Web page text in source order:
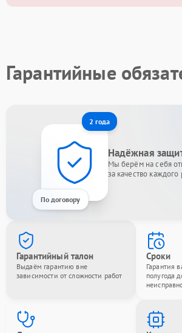
Гарантийные
2 года
По договору
Надёжная
Мы берём на себя
за качество каждого
Гарантийный талон
Выдаём гарантию вне
зависимости от сложности работ
Сроки
Гарантия
полугода